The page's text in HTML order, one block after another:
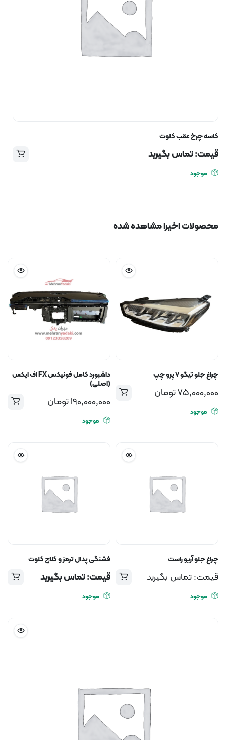
کاسه چرخ عقب کلوت
قیمت: تماس بگیرید
موجود
محصولات اخیرا مشاهده شده
چراغ جلو تیگو ۷ پرو چپ
75,000,000تومان
موجود
داشبورد کامل فونیکس FX اف ایکس
(اصلی)
190,000,000تومان
موجود
چراغ جلو آریو راست
قیمت: تماس بگیرید
موجود
فشنگی پدال ترمز و کلاچ کلوت
قیمت: تماس بگیرید
موجود